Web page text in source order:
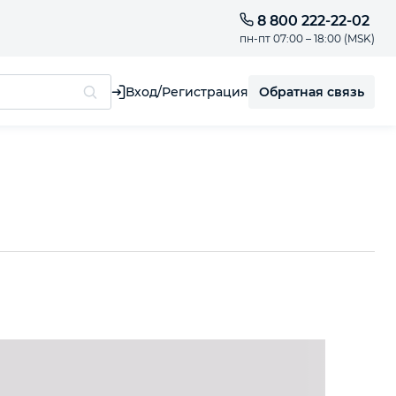
8 800 222-22-02
пн-пт 07:00 – 18:00 (MSK)
Вход/Регистрация Обратная связь